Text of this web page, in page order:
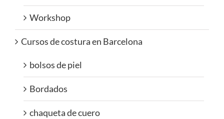
Workshop
Cursos de costura en Barcelona
bolsos de piel
Bordados
chaqueta de cuero